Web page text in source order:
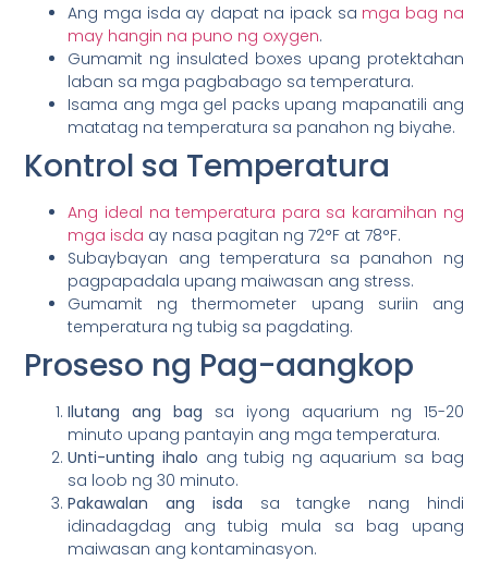
Ang mga isda ay dapat na ipack sa mga bag na
may hangin na puno ng oxygen.
Gumamit ng insulated boxes upang protektahan
laban sa mga pagbabago sa temperatura.
Isama ang mga gel packs upang mapanatili ang
matatag na temperatura sa panahon ng biyahe.
Kontrol sa Temperatura
Ang ideal na temperatura para sa karamihan ng
mga isda ay nasa pagitan ng 72°F at 78°F.
Subaybayan ang temperatura sa panahon ng
pagpapadala upang maiwasan ang stress.
Gumamit ng thermometer upang suriin ang
temperatura ng tubig sa pagdating.
Proseso ng Pag-aangkop
Ilutang ang bag sa iyong aquarium ng 15-20
minuto upang pantayin ang mga temperatura.
Unti-unting ihalo ang tubig ng aquarium sa bag
sa loob ng 30 minuto.
Pakawalan ang isda sa tangke nang hindi
idinadagdag ang tubig mula sa bag upang
maiwasan ang kontaminasyon.